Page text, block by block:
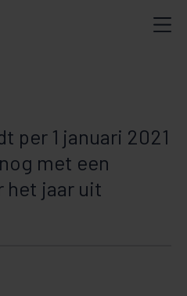
per 1 januari 2021
met een
het jaar uit